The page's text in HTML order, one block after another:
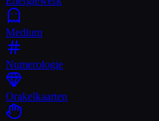
Medium
Numerologie
Orakelkaarten